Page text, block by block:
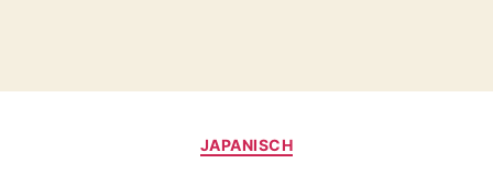
Categories
JAPANISCH